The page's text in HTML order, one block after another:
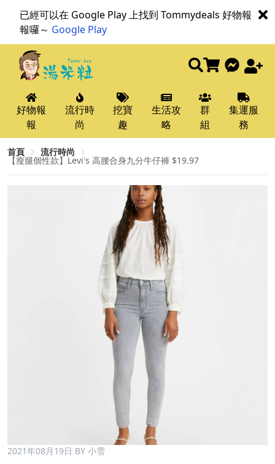
已經可以在 Google Play 上找到 Tommydeals 好物報
報囉～ Google Play
好物報
報
流行時
尚
挖寶
趣
生活攻
略
群
組
集運服
務
首頁 流行時尚
【瘦腿個性款】Levi's 高腰合身九分牛仔褲 $19.97
2021年08月19日 BY 小雪